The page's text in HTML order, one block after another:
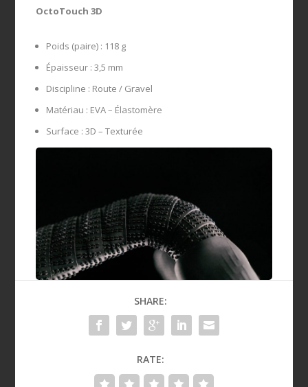
OctoTouch 3D
Poids (paire) : 118 g
Épaisseur : 3,5 mm
Discipline : Route / Gravel
Matériau : EVA – Élastomère
Surface : 3D – Texturée
SHARE:
RATE: